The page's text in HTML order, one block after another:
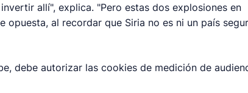
allí", explica. "Pero estas dos explosiones en
opuesta, al recordar que Siria no es ni un país
debe autorizar las cookies de medición de